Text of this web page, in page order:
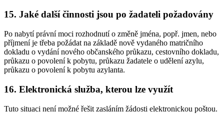
15. Jaké další činnosti jsou po žadateli požadovány
Po nabytí právní moci rozhodnutí o změně jména, popř. jmen, nebo
příjmení je třeba požádat na základě nově vydaného matričního
dokladu o vydání nového občanského průkazu, cestovního dokladu,
průkazu o povolení k pobytu, průkazu žadatele o udělení azylu,
průkazu o povolení k pobytu azylanta.
16. Elektronická služba, kterou lze využít
Tuto situaci není možné řešit zasláním žádosti elektronickou poštou.